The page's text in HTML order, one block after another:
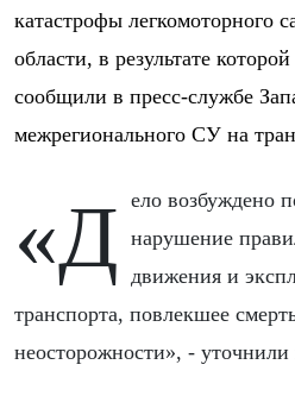
катастрофы легкомоторного
области, в результате
сообщили в пресс-службе
межрегионального СУ на
«Дело возбуждено по ч. 2 ст. 263 УК РФ -
нарушение
движения и
транспорта, повлекшее
неосторожности», - уточнили